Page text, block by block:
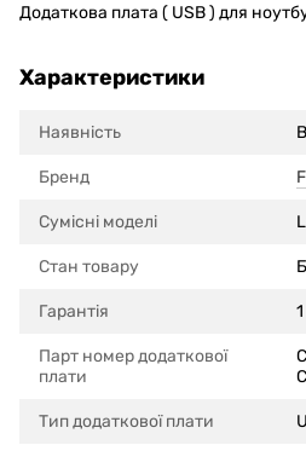
Додаткова плата ( USB ) для
Характеристики
Наявність
Бренд
Сумісні моделi
Стан товару
Гарантія
Парт номер додаткової
плати
Тип додаткової плати